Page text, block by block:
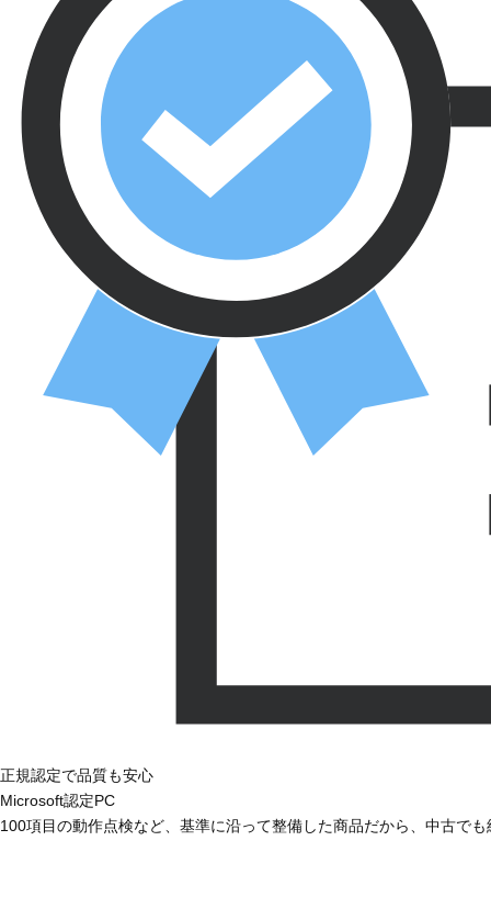
正規認定で品質も安心
Microsoft認定PC
100項目の動作点検など、基準に沿って整備した商品だから、中古で